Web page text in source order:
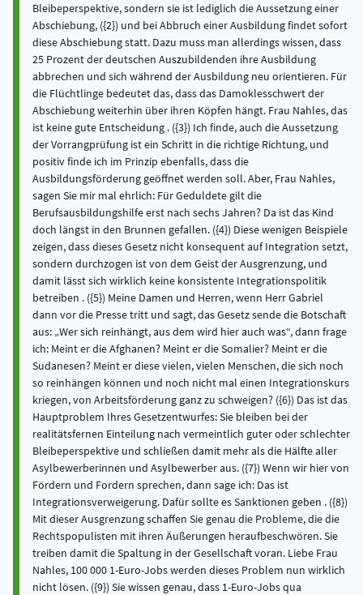
Bleibeperspektive, sondern sie ist lediglich die Aussetzung einer
Abschiebung, ({2}) und bei Abbruch einer Ausbildung findet sofort
diese Abschiebung statt. Dazu muss man allerdings wissen, dass
25 Prozent der deutschen Auszubildenden ihre Ausbildung
abbrechen und sich während der Ausbildung neu orientieren. Für
die Flüchtlinge bedeutet das, dass das Damoklesschwert der
Abschiebung weiterhin über ihren Köpfen hängt. Frau Nahles, das
ist keine gute Entscheidung . ({3}) Ich finde, auch die Aussetzung
der Vorrangprüfung ist ein Schritt in die richtige Richtung, und
positiv finde ich im Prinzip ebenfalls, dass die
Ausbildungsförderung geöffnet werden soll. Aber, Frau Nahles,
sagen Sie mir mal ehrlich: Für Geduldete gilt die
Berufsausbildungshilfe erst nach sechs Jahren? Da ist das Kind
doch längst in den Brunnen gefallen. ({4}) Diese wenigen Beispiele
zeigen, dass dieses Gesetz nicht konsequent auf Integration setzt,
sondern durchzogen ist von dem Geist der Ausgrenzung, und
damit lässt sich wirklich keine konsistente Integrationspolitik
betreiben . ({5}) Meine Damen und Herren, wenn Herr Gabriel
dann vor die Presse tritt und sagt, das Gesetz sende die Botschaft
aus: „Wer sich reinhängt, aus dem wird hier auch was“, dann frage
ich: Meint er die Afghanen? Meint er die Somalier? Meint er die
Sudanesen? Meint er diese vielen, vielen Menschen, die sich noch
so reinhängen können und noch nicht mal einen Integrationskurs
kriegen, von Arbeitsförderung ganz zu schweigen? ({6}) Das ist das
Hauptproblem Ihres Gesetzentwurfes: Sie bleiben bei der
realitätsfernen Einteilung nach vermeintlich guter oder schlechter
Bleibeperspektive und schließen damit mehr als die Hälfte aller
Asylbewerberinnen und Asylbewerber aus. ({7}) Wenn wir hier von
Fördern und Fordern sprechen, dann sage ich: Das ist
Integrationsverweigerung. Dafür sollte es Sanktionen geben . ({8})
Mit dieser Ausgrenzung schaffen Sie genau die Probleme, die die
Rechtspopulisten mit ihren Äußerungen heraufbeschwören. Sie
treiben damit die Spaltung in der Gesellschaft voran. Liebe Frau
Nahles, 100 000 1-Euro-Jobs werden dieses Problem nun wirklich
nicht lösen. ({9}) Sie wissen genau, dass 1-Euro-Jobs qua